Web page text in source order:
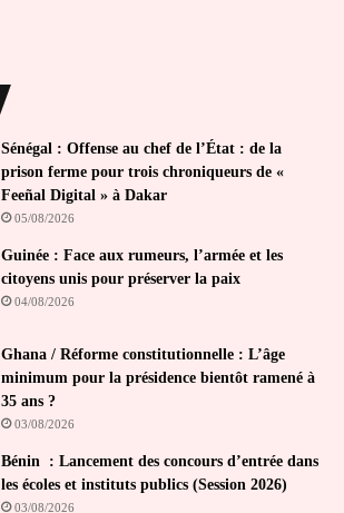
Sénégal : Offense au chef de l’État : de la
prison ferme pour trois chroniqueurs de «
Feeñal Digital » à Dakar
05/08/2026
Guinée : Face aux rumeurs, l’armée et les
citoyens unis pour préserver la paix
04/08/2026
Ghana / Réforme constitutionnelle : L’âge
minimum pour la présidence bientôt ramené à
35 ans ?
03/08/2026
Bénin : Lancement des concours d’entrée dans
les écoles et instituts publics (Session 2026)
03/08/2026